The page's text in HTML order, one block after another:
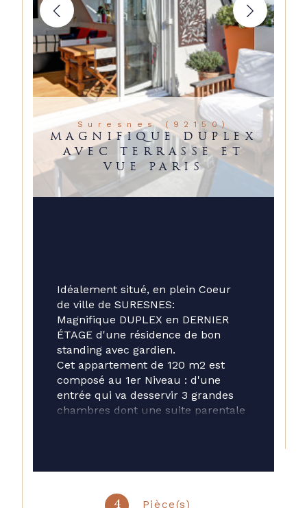
Suresnes (92150)
MAGNIFIQUE DUPLEX
AVEC TERRASSE ET
VUE PARIS
4 Pièce(s)
Idéalement situé, en plein Coeur
de ville de SURESNES:
Magnifique DUPLEX en DERNIER
ÉTAGE d'une résidence de bon
standing avec gardien.
Cet appartement de 120 m2 est
composé au 1er Niveau : d'une
entrée qui va desservir 3 grandes
chambres dont une suite parentale
l'escalier.
salle à manger avec îlot central et